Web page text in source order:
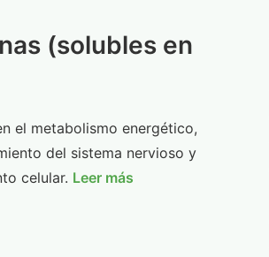
(solubles en
el metabolismo energético,
del sistema nervioso y
celular. Leer más